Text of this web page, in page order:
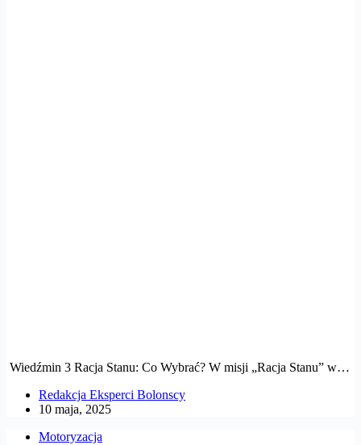
Wiedźmin 3 Racja Stanu: Co Wybrać? W misji „Racja Stanu” w…
Redakcja Eksperci Bolonscy
10 maja, 2025
Motoryzacja